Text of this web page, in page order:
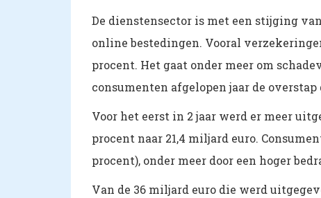
De dienstensector is met een stijging
online bestedingen. Vooral
procent. Het gaat onder meer om
consumenten afgelopen jaar de
Voor het eerst in 2 jaar werd er meer
procent naar 21,4 miljard euro.
procent), onder meer door een hoger
Van de 36 miljard euro die werd